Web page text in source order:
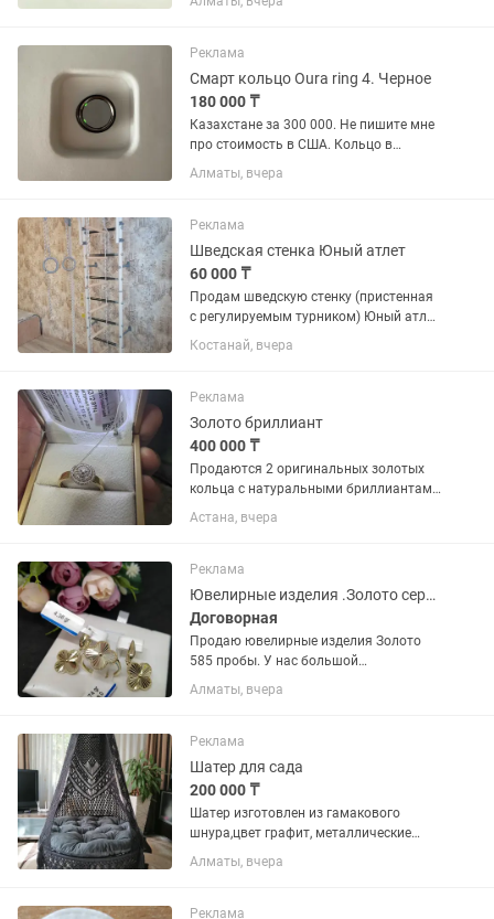
этикетки! Размер кольца 18! Купили в
55000 за грамм
Реклама
Смарт кольцо Oura ring 4. Черное
180 000 ₸
Казахстане за 300 000. Не пишите мне
про стоимость в США. Кольцо в
идеальном состоянии. Этот девайс
лучше всех на рынке отслеживает
восстановления. Коробка,...
Алматы, вчера
Реклама
Шведская стенка Юный атлет
60 000 ₸
Продам шведскую стенку (пристенная
с регулируемым турником) Юный атлет
в идеальном состоянии. Цвет самый
лучший (бело-серый). В комплекте
Производство Россия. Надёжный,...
Костанай, вчера
Реклама
Золото бриллиант
400 000 ₸
Продаются 2 оригинальных золотых
кольца с натуральными бриллиантами
из золота 585 пробы. Размер 17.5
Размер 20 Состояние отличное. В
сертификат, бирка и фирменная...
Астана, вчера
Реклама
Ювелирные изделия .Золото серьги
Договорная
Продаю ювелирные изделия Золото
585 пробы. У нас большой
ассортимент ювелирных изделий из
золота 585 пробы. Для любых случаев
салу или просто на подарок 🎁...
Алматы, вчера
Реклама
Шатер для сада
200 000 ₸
Шатер изготовлен из гамакового
шнура,цвет графит, металлические
кольца обработаны молотковой
краской от коррозии, прочный,
комфортный. В комплекте мягкая,
Алматы, вчера
Реклама